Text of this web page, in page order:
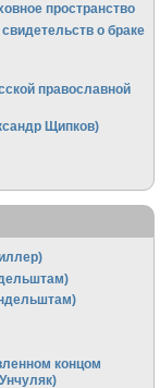
пространство
о браке
православной
Щипков)
концом